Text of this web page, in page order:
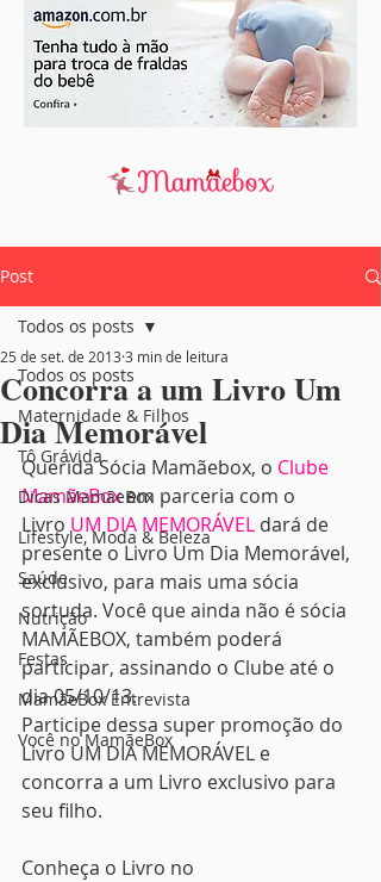
Post
Todos os posts
Maternidade & Filhos
Tô Grávida
Dicas MamãeBox
Lifestyle, Moda & Beleza
Saúde
Nutrição
Festas
MamãeBox Entrevista
Você no MamãeBox
Todos os posts
Concorra a um Livro Um
Dia Memorável
25 de set. de 2013 3 min de leitura
Querida Sócia Mamãebox, o Clube
MamãeBox em parceria com o
Livro UM DIA MEMORÁVEL dará de
presente o Livro Um Dia Memorável,
exclusivo, para mais uma sócia
sortuda. Você que ainda não é sócia
MAMÃEBOX, também poderá
participar, assinando o Clube até o
dia 05/10/13.
Participe dessa super promoção do
Livro UM DIA MEMORÁVEL e
concorra a um Livro exclusivo para
seu filho.
Conheça o Livro no